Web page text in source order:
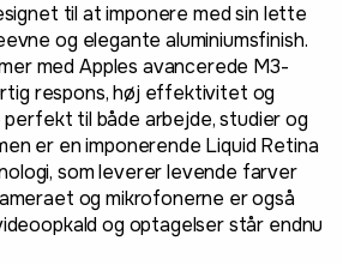
til at imponere med sin lette
og elegante aluminiumsfinish.
med Apples avancerede M3-
respons, høj effektivitet og
perfekt til både arbejde, studier og
er en imponerende Liquid Retina
som leverer levende farver
og mikrofonerne er også
og optagelser står endnu